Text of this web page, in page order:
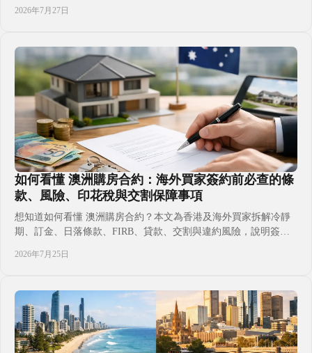
移居及出租規劃放進同一決策框架，減少跨境置業常見誤判，並以
標及資金安排調整空間
2026年7月27日
如何看懂 澳洲購房合約：海外買家簽約前必查的條
款、風險、印花稅與交割保障事項
想知道如何看懂 澳洲購房合約？本文為香港及海外買家拆解冷靜
期、訂金、日落條款、FIRB、貸款、交割與違約風險，說明簽署
居計劃更有預算與時間掌握。並避免只聽銷售口頭承諾，在付款、
都應先了解自己真正承擔甚麼。
2026年7月25日